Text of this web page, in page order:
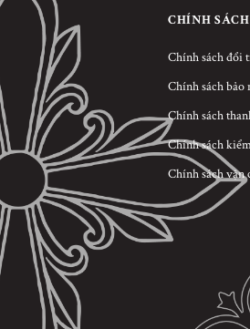
CHÍNH SÁCH
Chính sách đổi
Chính sách bảo
Chính sách
Chính sách
Chính sách vận